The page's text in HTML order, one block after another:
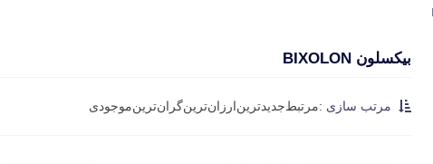
بیکسلون BIXOLON
مرتب سازی :مرتبطجدید‌ترینارزان‌ترینگران‌ترینموجودی